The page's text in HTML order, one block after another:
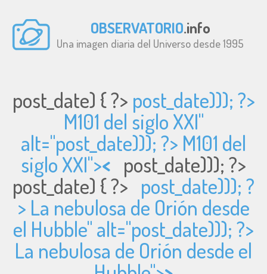
OBSERVATORIO.info
Una imagen diaria del Universo desde 1995
post_date) { ?> post_date))); ?>
M101 del siglo XXI"
alt="post_date))); ?> M101 del
siglo XXI">< post_date))); ?>
post_date) { ?> post_date))); ?
> La nebulosa de Orión desde
el Hubble" alt="post_date))); ?>
La nebulosa de Orión desde el